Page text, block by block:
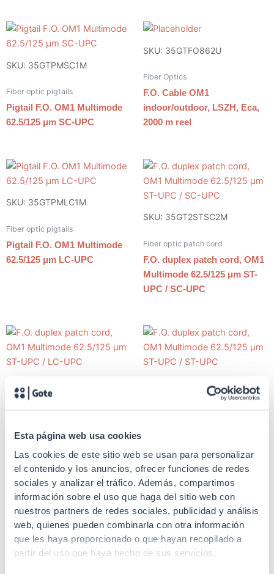
Esta página web usa cookies
Las cookies de este sitio web se usan para personalizar
el contenido y los anuncios, ofrecer funciones de redes
sociales y analizar el tráfico. Además, compartimos
información sobre el uso que haga del sitio web con
nuestros partners de redes sociales, publicidad y análisis
web, quienes pueden combinarla con otra información
que les haya proporcionado o que hayan recopilado a
partir del uso que haya hecho de sus servicios.
SKU: 35GTPMSC1M
Fiber optic pigtails
Pigtail F.O. OM1 Multimode
62.5/125 μm SC-UPC
SKU: 35GTFO862U
Fiber Optics
F.O. Cable OM1
indoor/outdoor, LSZH, Eca,
2000 m reel
SKU: 35GTPMLC1M
Fiber optic pigtails
Pigtail F.O. OM1 Multimode
62.5/125 μm LC-UPC
SKU: 35GT2STSC2M
Fiber optic patch cord
F.O. duplex patch cord, OM1
Multimode 62.5/125 μm ST-
UPC / SC-UPC
SKU: 35GT2STLC2M
Multimode 62.5/125 μm ST-
UPC / LC-UPC
SKU: 35GT2ST2M
UPC / ST-UPC
SKU: 35GT2SCLC2M
SKU: 35GT2SC2M
Fiber optic patch cord